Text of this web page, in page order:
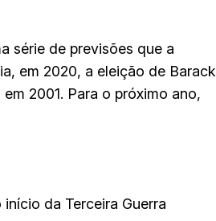
série de previsões que a
em 2020, a eleição de Barack
2001. Para o próximo ano,
da Terceira Guerra